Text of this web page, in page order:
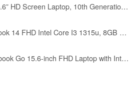
HP 2021 15.6” HD Screen Laptop, 10th Generation Intel Core i3-1005G1 Dual-Core Processor, 8 GB DDR4 RAM, 256 GB PCIe NVMe M.2 SSD, Intel UHD Graphics, Wi-Fi, Webcam, Windows 10 Home in S Mode
Asus Vivobook 14 FHD Intel Core I3 1315u, 8GB RAM, 128GB SSD
ASUS Vivobook Go 15.6-inch FHD Laptop with Intel i3-N305 Processor, 8GB RAM, 256GB UFS Storage, Cool Silver, E1504gA-WS35